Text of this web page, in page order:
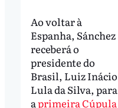
Ao voltar à
Espanha, Sánchez
receberá o
presidente do
Brasil, Luiz Inácio
Lula da Silva, para
aprimeira Cúpula